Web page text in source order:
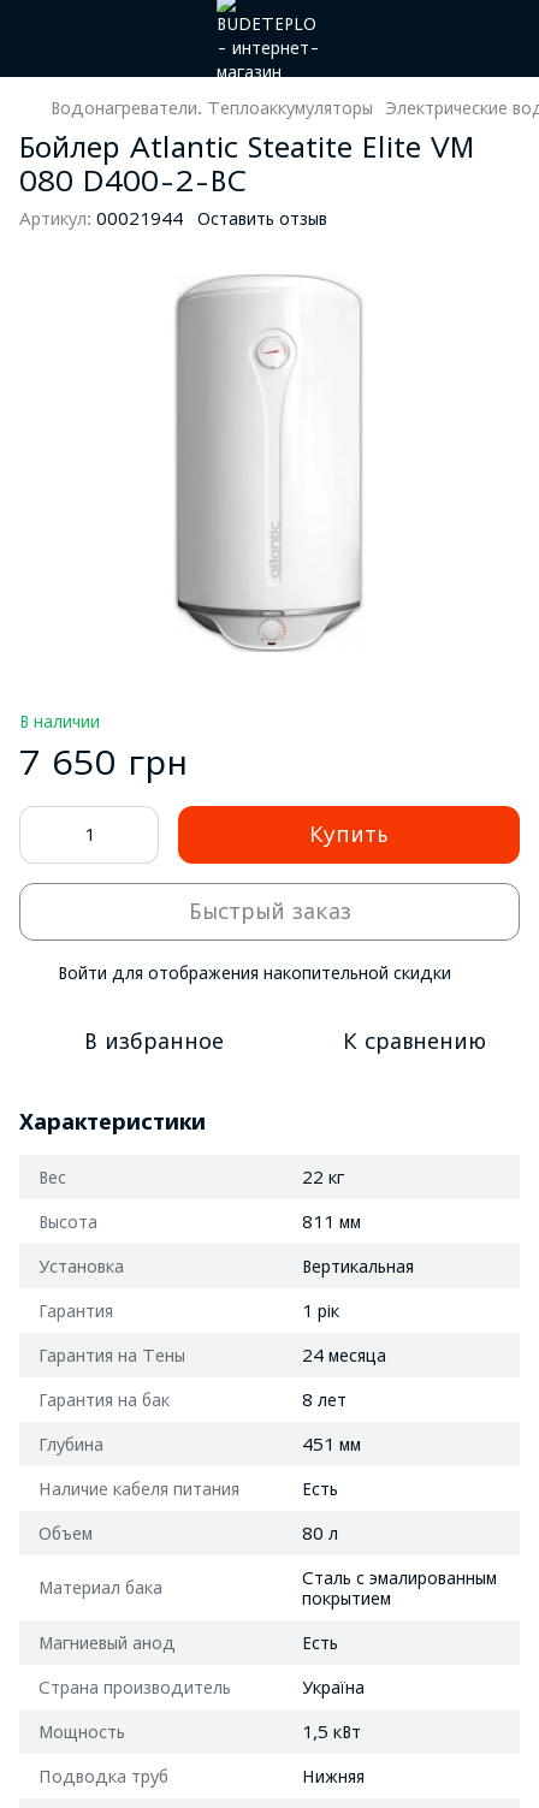
Водонагреватели. Теплоаккумуляторы Электрические
Бойлер Atlantic Steatite Elite VM
080 D400-2-BC
Артикул: 00021944 Оставить отзыв
В наличии
7 650 грн
Купить
Быстрый заказ
Войти для отображения накопительной скидки
В избранное К сравнению
Характеристики
Вес 22 кг
Высота 811 мм
Установка Вертикальная
Гарантия 1 рік
Гарантия на Тены 24 месяца
Гарантия на бак 8 лет
Глубина 451 мм
Наличие кабеля питания Есть
Объем 80 л
Материал бака
Сталь с эмалированным
покрытием
Магниевый анод Есть
Страна производитель Україна
Мощность 1,5 кВт
Подводка труб Нижняя